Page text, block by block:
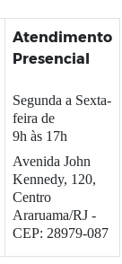
Atendimento
Presencial
Segunda a Sexta-
feira de
9h às 17h
Avenida John
Kennedy, 120,
Centro
Araruama/RJ -
CEP: 28979-087